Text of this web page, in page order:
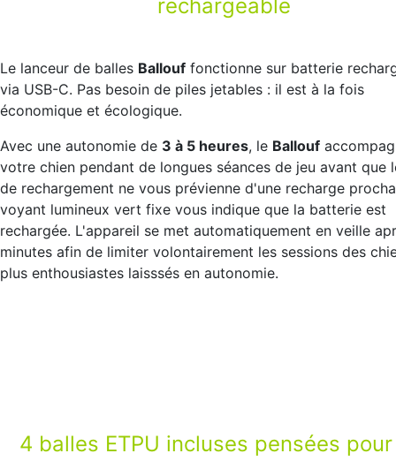
rechargeable
Le lanceur de balles Ballouf fonctionne sur batterie
via USB-C. Pas besoin de piles jetables : il est à la fois
économique et écologique.
Avec une autonomie de 3 à 5 heures, le Ballouf
votre chien pendant de longues séances de jeu avant que
de rechargement ne vous prévienne d'une recharge
voyant lumineux vert fixe vous indique que la batterie est
rechargée. L'appareil se met automatiquement en veille
minutes afin de limiter volontairement les sessions des
plus enthousiastes laisssés en autonomie.
4 balles ETPU incluses pensées